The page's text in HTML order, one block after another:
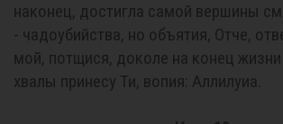
наконец, достигла самой вершины
- чадоубийства, но объятия, Отче,
мой, потщися, доколе на конец
хвалы принесу Ти, вопия: Аллилуиа.